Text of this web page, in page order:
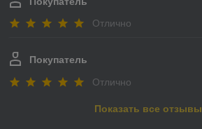
Отлично
Покупатель
Отлично
Показать все отзывы